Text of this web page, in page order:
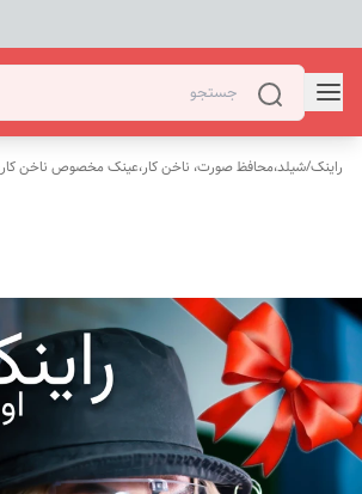
راینک/شیلد،محافظ صورت، ناخن کار،عینک مخصوص ناخن